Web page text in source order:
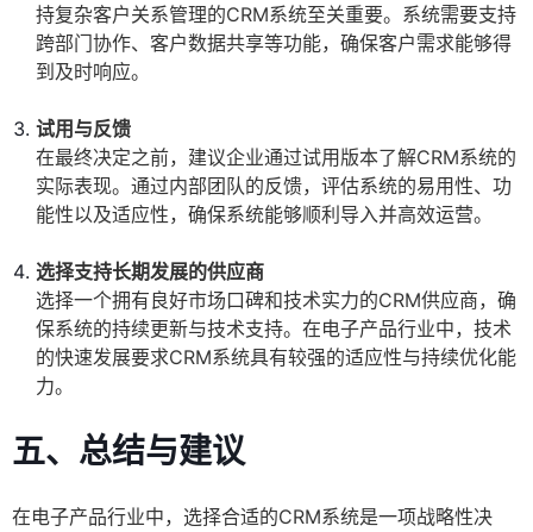
持复杂客户关系管理的CRM系统至关重要。系统需要支持
跨部门协作、客户数据共享等功能，确保客户需求能够得
到及时响应。
试用与反馈
在最终决定之前，建议企业通过试用版本了解CRM系统的
实际表现。通过内部团队的反馈，评估系统的易用性、功
能性以及适应性，确保系统能够顺利导入并高效运营。
选择支持长期发展的供应商
选择一个拥有良好市场口碑和技术实力的CRM供应商，确
保系统的持续更新与技术支持。在电子产品行业中，技术
的快速发展要求CRM系统具有较强的适应性与持续优化能
力。
五、总结与建议
在电子产品行业中，选择合适的CRM系统是一项战略性决